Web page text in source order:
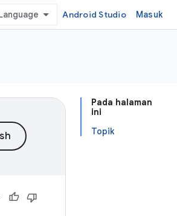
Android Studio Masuk
Pada halaman
ini
Topik